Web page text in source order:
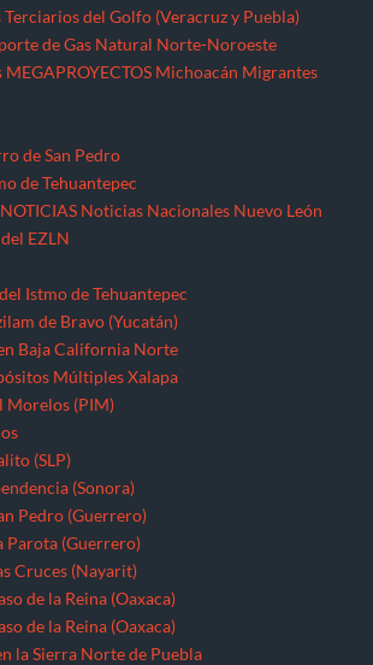
del Golfo (Veracruz y Puebla)
de Gas Natural Norte-Noroeste
MEGAPROYECTOS Michoacán Migrantes
de San Pedro
de Tehuantepec
NOTICIAS Noticias Nacionales Nuevo León
EZLN
Istmo de Tehuantepec
de Bravo (Yucatán)
Baja California Norte
Múltiples Xalapa
Morelos (PIM)
(SLP)
(Sonora)
Pedro (Guerrero)
Parota (Guerrero)
Cruces (Nayarit)
de la Reina (Oaxaca)
de la Reina (Oaxaca)
la Sierra Norte de Puebla